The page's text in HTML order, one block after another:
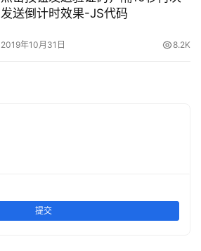
发送倒计时效果-JS代码
2019年10月31日 8.2K
提交